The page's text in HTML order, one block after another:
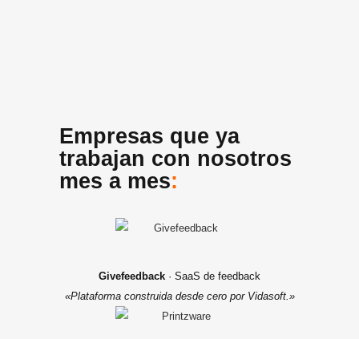
Empresas que ya
trabajan con nosotros
mes a mes:
Givefeedback · SaaS de feedback
«Plataforma construida desde cero por Vidasoft.»